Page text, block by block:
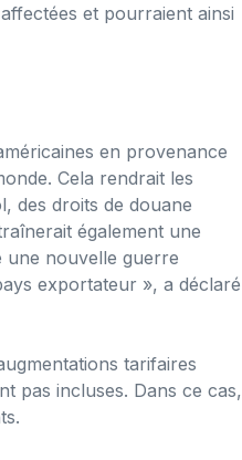
et pourraient ainsi
en provenance
Cela rendrait les
des droits de douane
également une
une nouvelle guerre
exportateur », a déclaré
tarifaires
pas incluses. Dans ce cas,